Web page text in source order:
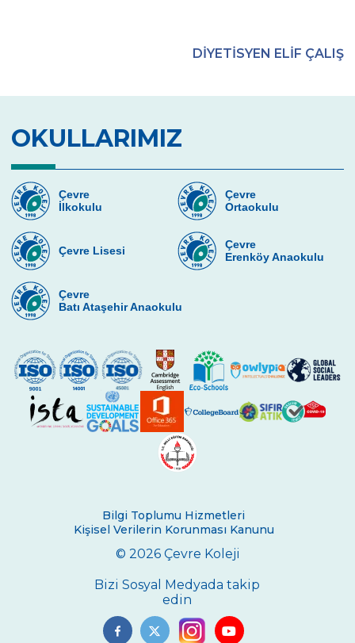
DİYETİSYEN ELİF ÇALIŞ
OKULLARIMIZ
Çevre
İlkokulu
Çevre
Ortaokulu
Çevre Lisesi
Çevre
Erenköy Anaokulu
Çevre
Batı Ataşehir Anaokulu
Bilgi Toplumu Hizmetleri
Kişisel Verilerin Korunması Kanunu
© 2026 Çevre Koleji
Bizi Sosyal Medyada takip
edin